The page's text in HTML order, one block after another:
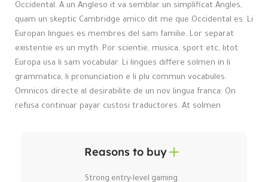
Occidental. A un Angleso it va semblar un simplificat Angles,
quam un skeptic Cambridge amico dit me que Occidental es. Li
Europan lingues es membres del sam familie. Lor separat
existentie es un myth. Por scientie, musica, sport etc, litot
Europa usa li sam vocabular. Li lingues differe solmen in li
grammatica, li pronunciation e li plu commun vocabules.
Omnicos directe al desirabilite de un nov lingua franca: On
refusa continuar payar custosi traductores. At solmen
Reasons to buy
Strong entry-level gaming